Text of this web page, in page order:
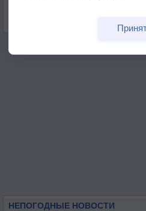
Июль в России стал
НЕПОГОДНЫЕ НОВОСТИ